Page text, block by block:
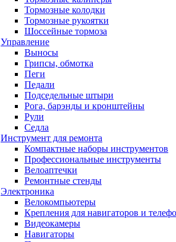
Тормозные колодки
Тормозные рукоятки
Шоссейные тормоза
Управление
Выносы
Грипсы, обмотка
Пеги
Педали
Подседельные штыри
Рога, барэнды и кронштейны
Рули
Седла
Инструмент для ремонта
Компактные наборы инструментов
Профессиональные инструменты
Велоаптечки
Ремонтные стенды
Электроника
Велокомпьютеры
Крепления для навигаторов и
Видеокамеры
Навигаторы